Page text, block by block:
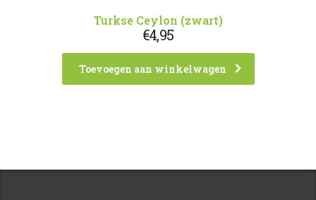
Turkse Ceylon (zwart)
€4,95
Toevoegen aan winkelwagen